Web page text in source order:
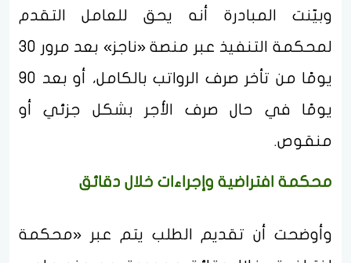
وبيّنت المبادرة أنه يحق للعامل التقدم
لمحكمة التنفيذ عبر منصة «ناجز» بعد مرور 30
يومًا من تأخر صرف الرواتب بالكامل، أو بعد 90
يومًا في حال صرف الأجر بشكل جزئي أو
منقوص.
محكمة افتراضية وإجراءات خلال دقائق
وأوضحت أن تقديم الطلب يتم عبر «محكمة